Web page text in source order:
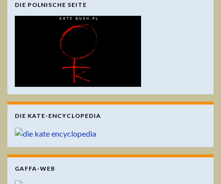
DIE POLNISCHE SEITE
DIE KATE-ENCYCLOPEDIA
GAFFA-WEB